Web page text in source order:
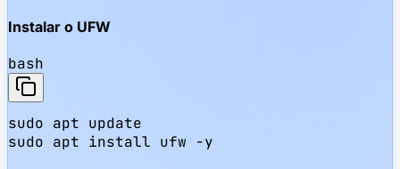
Instalar o UFW
bash
sudo apt update
sudo apt install ufw -y